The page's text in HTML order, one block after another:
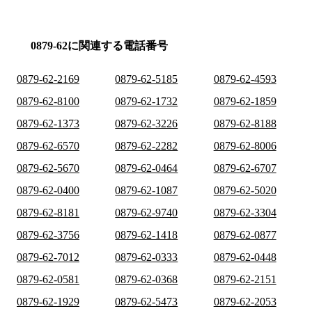
0879-62に関連する電話番号
0879-62-2169 0879-62-5185
0879-62-4593
0879-62-8100
0879-62-1732
0879-62-1859
0879-62-1373
0879-62-3226
0879-62-8188
0879-62-6570
0879-62-2282
0879-62-8006
0879-62-5670
0879-62-0464
0879-62-6707
0879-62-0400
0879-62-1087
0879-62-5020
0879-62-8181
0879-62-9740
0879-62-3304
0879-62-3756
0879-62-1418
0879-62-0877
0879-62-7012
0879-62-0333
0879-62-0448
0879-62-0581
0879-62-0368
0879-62-2151
0879-62-1929
0879-62-5473
0879-62-2053